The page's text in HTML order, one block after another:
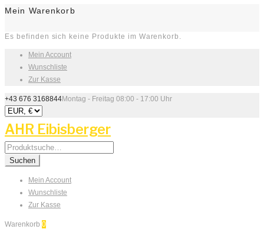
Mein Warenkorb
Es befinden sich keine Produkte im Warenkorb.
Mein Account
Wunschliste
Zur Kasse
+43 676 3168844Montag - Freitag 08:00 - 17:00 Uhr
AHR Eibisberger
Search
for:
Suchen
Mein Account
Wunschliste
Zur Kasse
Warenkorb 0